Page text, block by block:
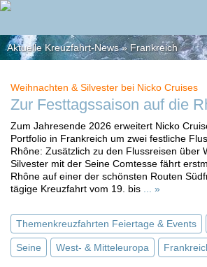
Aktuelle Kreuzfahrt-News » Frankreich
Weihnachten & Silvester bei Nicko Cruises
Zur Festtagssaison auf die
Zum Jahresende 2026 erweitert Nicko
Portfolio in Frankreich um zwei festliche
Rhône: Zusätzlich zu den Flussreisen über
Silvester mit der Seine Comtesse fährt
Rhône auf einer der schönsten Routen
tägige Kreuzfahrt vom 19. bis
... »
Themenkreuzfahrten Feiertage & Events
Seine West- & Mitteleuropa